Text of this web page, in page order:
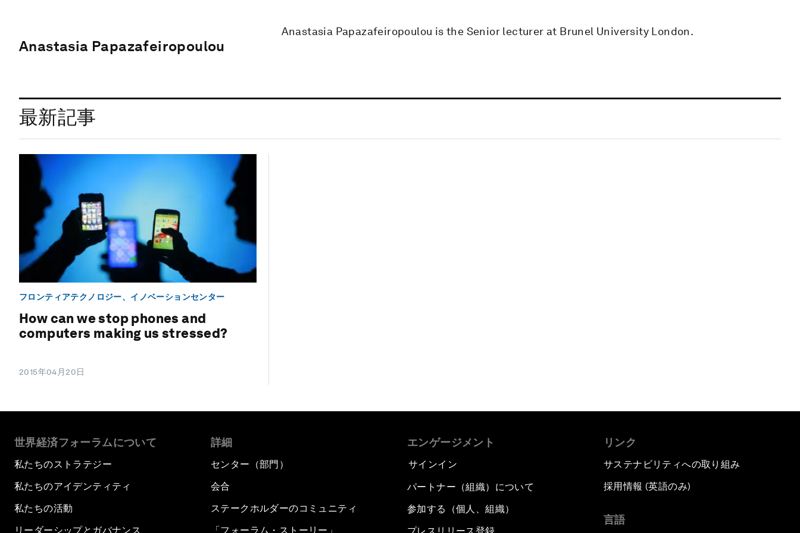
Anastasia Papazafeiropoulou
Anastasia Papazafeiropoulou is the Senior lecturer at Brunel University London.
最新記事
フロンティアテクノロジー、イノベーションセンター
How can we stop phones and
computers making us stressed?
2015年04月20日
世界経済フォーラムについて
私たちのストラテジー
私たちのアイデンティティ
私たちの活動
リーダーシップとガバナンス
詳細
センター（部門）
会合
ステークホルダーのコミュニティ
「フォーラム・ストーリー」
エンゲージメント
サインイン
パートナー（組織）について
参加する（個人、組織）
リンク
サステナビリティへの取り組み
採用情報 (英語のみ)
言語